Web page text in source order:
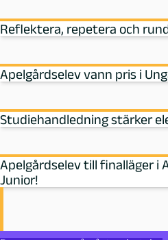
Reflektera, repetera och
Apelgårdselev vann pris i
Studiehandledning stärker
Apelgårdselev till finalläger i
Junior!